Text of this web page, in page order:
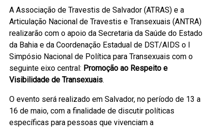
A Associação de Travestis de Salvador (ATRAS) e a
Articulação Nacional de Travestis e Transexuais (ANTRA)
realizarão com o apoio da Secretaria da Saúde do Estado
da Bahia e da Coordenação Estadual de DST/AIDS o I
Simpósio Nacional de Política para Transexuais com o
seguinte eixo central: Promoção ao Respeito e
Visibilidade de Transexuais.
O evento será realizado em Salvador, no período de 13 a
16 de maio, com a finalidade de discutir políticas
específicas para pessoas que vivenciam a